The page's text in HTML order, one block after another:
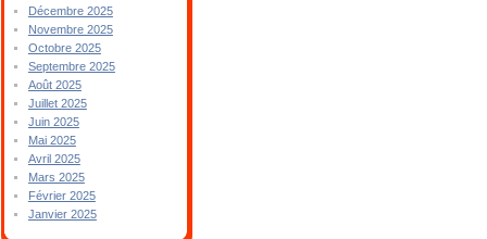
Décembre 2025
Novembre 2025
Octobre 2025
Septembre 2025
Août 2025
Juillet 2025
Juin 2025
Mai 2025
Avril 2025
Mars 2025
Février 2025
Janvier 2025